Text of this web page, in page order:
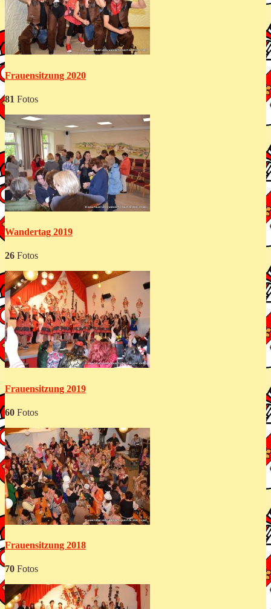
Frauensitzung 2020
81 Fotos
Wandertag 2019
26 Fotos
Frauensitzung 2019
60 Fotos
Frauensitzung 2018
70 Fotos